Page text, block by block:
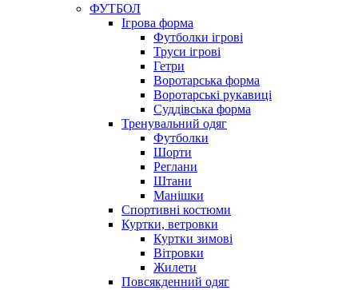
ФУТБОЛ
Ігрова форма
Футболки ігрові
Труси ігрові
Гетри
Воротарська форма
Воротарські рукавиці
Суддівська форма
Тренувальний одяг
Футболки
Шорти
Реглани
Штани
Манішки
Спортивні костюми
Куртки, ветровки
Куртки зимові
Вітровки
Жилети
Повсякденний одяг